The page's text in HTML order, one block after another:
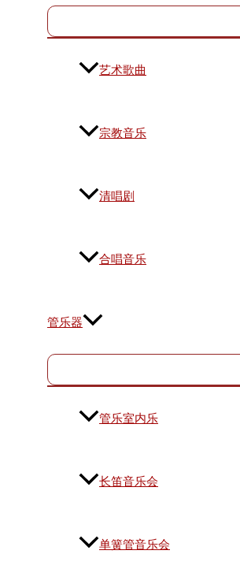
艺术歌曲
宗教音乐
清唱剧
合唱音乐
管乐器
管乐室内乐
长笛音乐会
单簧管音乐会